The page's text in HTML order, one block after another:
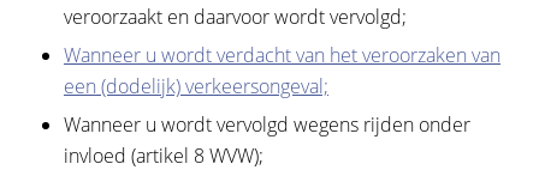
veroorzaakt en daarvoor wordt vervolgd;
Wanneer u wordt verdacht van het veroorzaken van
een (dodelijk) verkeersongeval;
Wanneer u wordt vervolgd wegens rijden onder
invloed (artikel 8 WVW);